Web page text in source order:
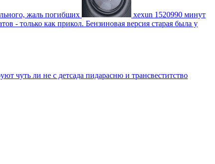
жаль погибших xexun 1520990 минут
- только как прикол. Бензиновая версия старая была у
чуть ли не с детсада пидарасню и трансвеститство